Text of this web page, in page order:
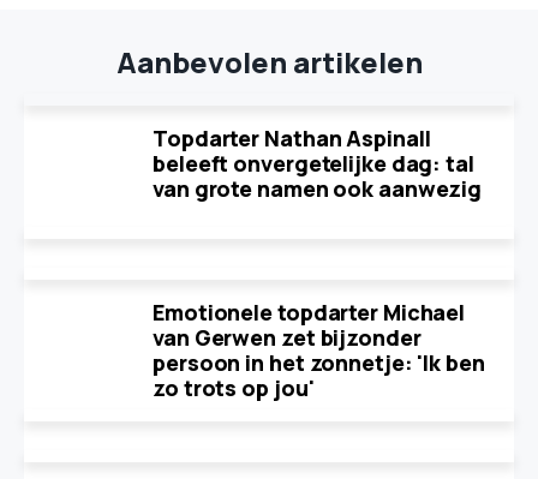
Aanbevolen artikelen
Topdarter Nathan Aspinall
beleeft onvergetelijke dag: tal
van grote namen ook aanwezig
Emotionele topdarter Michael
van Gerwen zet bijzonder
persoon in het zonnetje: 'Ik ben
zo trots op jou'